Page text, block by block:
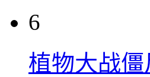
6
植物大战